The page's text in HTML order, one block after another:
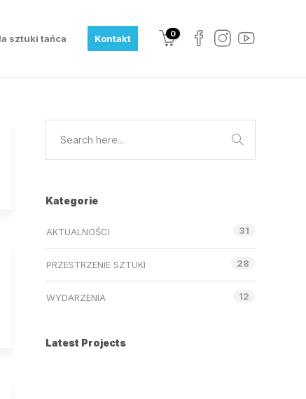
sztuki tańca Kontakt 0
Kategorie
AKTUALNOŚCI 31
PRZESTRZENIE SZTUKI 28
WYDARZENIA 12
Latest Projects